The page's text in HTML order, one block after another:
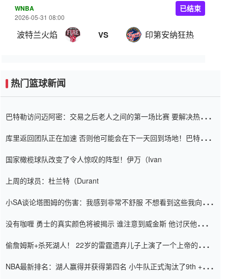
WNBA
2026-05-31 08:00
波特兰火焰 VS 印第安纳狂热
已结束
热门篮球新闻
巴特勒访问迈阿密：交易之后老人之间的第一场比赛 要解决热情的
库里返回团队正在加速 否则他可能会在下一天回到场地！巴特勒迈
国家橄榄球队改变了令人惊叹的阵型！伊万（Ivan
上周的球员：杜兰特（Durant
小SA谈论塔图姆的伤害：我感到非常不舒服 不想看到这些我向他
没有咖喱 勇士的真实颜色将被揭示 谁注意到威金斯 他讨厌他的老
偷詹姆斯+杀死湖人！ 22岁的雷霆遗弃儿子上演了一个上帝的剧
NBA最新排名：湖人赢得并获得第四名 小牛队正式淘汰了9th + 76